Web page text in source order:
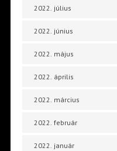
2022. július
2022. június
2022. május
2022. április
2022. március
2022. február
2022. január